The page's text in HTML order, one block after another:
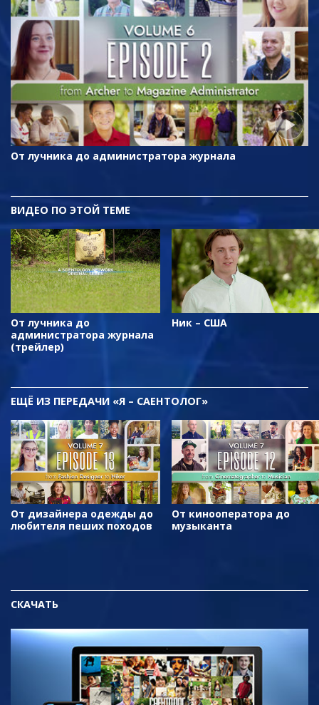
От лучника до администратора журнала
ВИДЕО ПО ЭТОЙ ТЕМЕ
От лучника до
администратора журнала
(трейлер)
Ник – США
ЕЩЁ ИЗ ПЕРЕДАЧИ «Я – САЕНТОЛОГ»
От дизайнера одежды до
любителя пеших походов
От кинооператора до
музыканта
СКАЧАТЬ